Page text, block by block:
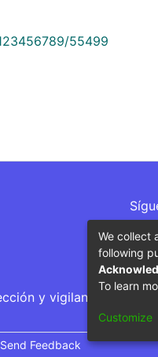
55499
y vigilancia por
Send Feedback
We collect
following
To learn
Customize